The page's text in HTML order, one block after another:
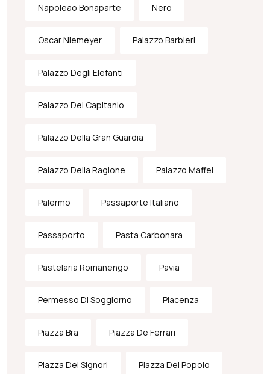
Napoleão Bonaparte Nero
Oscar Niemeyer Palazzo Barbieri
Palazzo Degli Elefanti
Palazzo Del Capitanio
Palazzo Della Gran Guardia
Palazzo Della Ragione Palazzo Maffei
Palermo Passaporte Italiano
Passaporto Pasta Carbonara
Pastelaria Romanengo Pavia
Permesso Di Soggiorno Piacenza
Piazza Bra Piazza De Ferrari
Piazza Dei Signori Piazza Del Popolo